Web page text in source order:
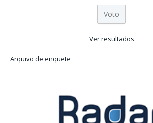
Ver resultados
Arquivo de enquete